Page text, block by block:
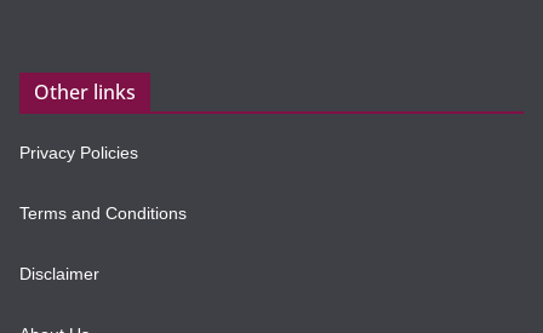
Other links
Privacy Policies
Terms and Conditions
Disclaimer